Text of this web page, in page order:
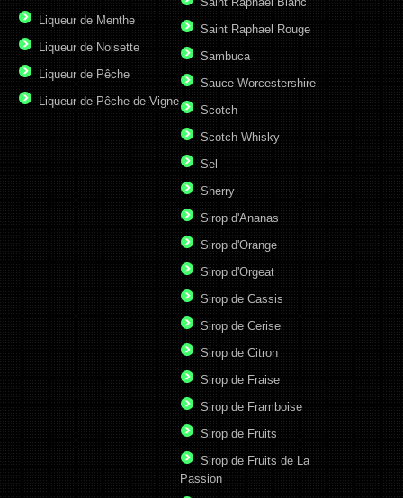
Liqueur de Menthe
Liqueur de Noisette
Liqueur de Pêche
Liqueur de Pêche de Vigne
Saint Raphael Rouge
Sambuca
Sauce Worcestershire
Scotch
Scotch Whisky
Sel
Sherry
Sirop d'Ananas
Sirop d'Orange
Sirop d'Orgeat
Sirop de Cassis
Sirop de Cerise
Sirop de Citron
Sirop de Fraise
Sirop de Framboise
Sirop de Fruits
Sirop de Fruits de La
Passion